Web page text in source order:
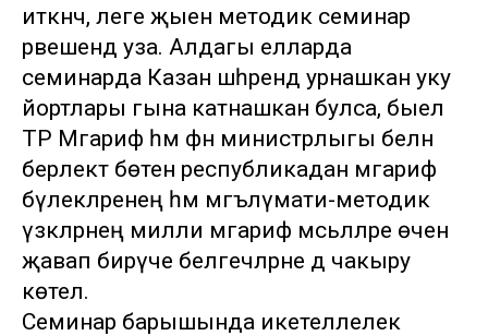
иткәнчә, әлеге җыен методик семинар
рәвешендә уза. Алдагы елларда
семинарда Казан шәһәрендә урнашкан уку
йортлары гына катнашкан булса, быел
ТР Мәгариф һәм фән министрлыгы белән
берлектә бөтен республикадан мәгариф
бүлекләренең һәм мәгълүмати-методик
үзәкләрнең милли мәгариф мәсьәләләре өчен
җавап бирүче белгечләрне дә чакыру
көтелә.
Семинар барышында икетеллелек